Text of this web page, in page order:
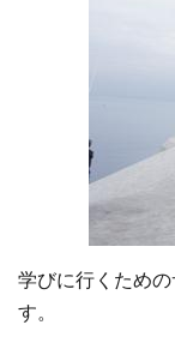
学びに行くため
す。